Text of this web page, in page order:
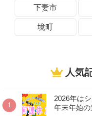
下妻市
境町
人気
2026年は
年末年始の